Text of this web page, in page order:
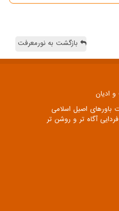
بازگشت به نورمعرفت
ادیان
اصیل اسلامی
آگاه تر و روشن تر